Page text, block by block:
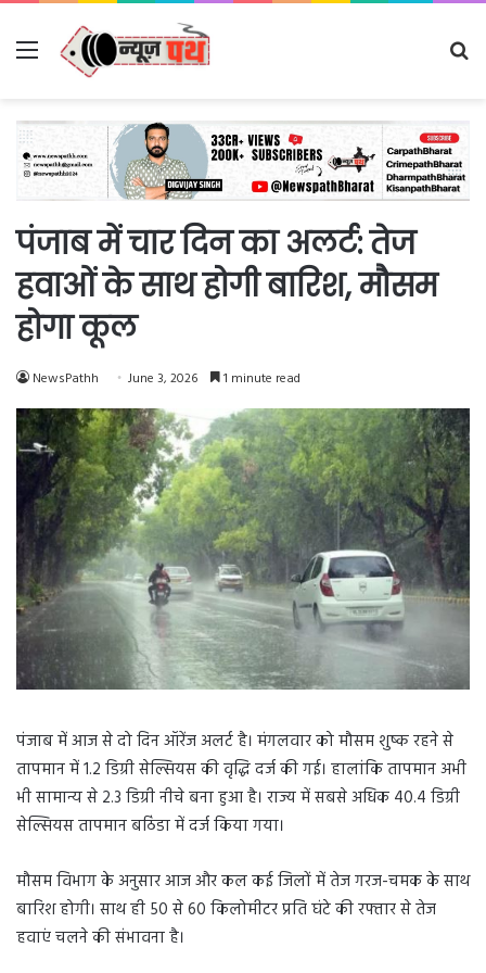
Menu
पंजाब में चार दिन का अलर्ट: तेज
हवाओं के साथ होगी बारिश, माैसम
होगा कूल
NewsPathh June 3, 2026 1 minute read
पंजाब में आज से दो दिन ऑरेंज अलर्ट है। मंगलवार को मौसम शुष्क रहने से
तापमान में 1.2 डिग्री सेल्सियस की वृद्धि दर्ज की गई। हालांकि तापमान अभी
भी सामान्य से 2.3 डिग्री नीचे बना हुआ है। राज्य में सबसे अधिक 40.4 डिग्री
सेल्सियस तापमान बठिंडा में दर्ज किया गया।
मौसम विभाग के अनुसार आज और कल कई जिलों में तेज गरज-चमक के साथ
बारिश होगी। साथ ही 50 से 60 किलोमीटर प्रति घंटे की रफ्तार से तेज
हवाएं चलने की संभावना है।